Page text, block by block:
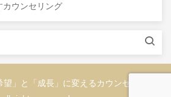
カウンセリング
」と「成長」に変えるカウンセリング,